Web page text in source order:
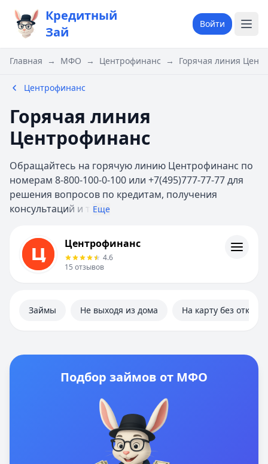
Кредитный
Зай
Войти
Главная → МФО → Центрофинанс → Горячая линия
Центрофинанс
Горячая линия
Центрофинанс
Обращайтесь на горячую линию Центрофинанс по
номерам 8-800-100-0-100 или +7(495)777-77-77 для
решения вопросов по кредитам, получения
консультаций и т Еще
ИнформацияЦентрофинанс
4.6
15 отзывов
Займы Не выходя из дома На карту без отказа
Подбор займов от МФО